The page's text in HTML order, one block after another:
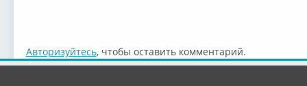
Авторизуйтесь, чтобы оставить комментарий.